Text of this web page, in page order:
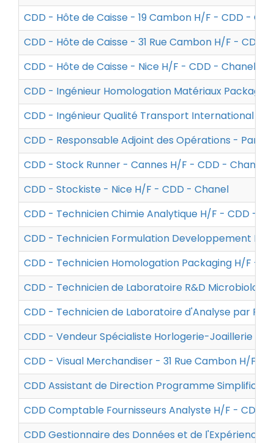
CDD - Hôte de Caisse - 19 Cambon H/F - CDD -
CDD - Hôte de Caisse - 31 Rue Cambon H/F - CDD
CDD - Hôte de Caisse - Nice H/F - CDD - Chanel
CDD - Ingénieur Homologation Matériaux
CDD - Ingénieur Qualité Transport International H/
CDD - Responsable Adjoint des Opérations - Paris
CDD - Stock Runner - Cannes H/F - CDD - Chanel
CDD - Stockiste - Nice H/F - CDD - Chanel
CDD - Technicien Chimie Analytique H/F - CDD -
CDD - Technicien Formulation Developpement
CDD - Technicien Homologation Packaging H/F -
CDD - Technicien de Laboratoire R&D
CDD - Technicien de Laboratoire d'Analyse par
CDD - Vendeur Spécialiste Horlogerie-Joaillerie -
CDD - Visual Merchandiser - 31 Rue Cambon H/F -
CDD Assistant de Direction Programme
CDD Comptable Fournisseurs Analyste H/F - CDD -
CDD Gestionnaire des Données et de l'Expérience